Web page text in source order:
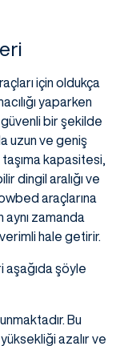
için oldukça
yaparken
güvenli bir şekilde
uzun ve geniş
kapasitesi,
dingil aralığı ve
araçlarına
aynı zamanda
hale getirir.
aşağıda şöyle
Bu
azalır ve